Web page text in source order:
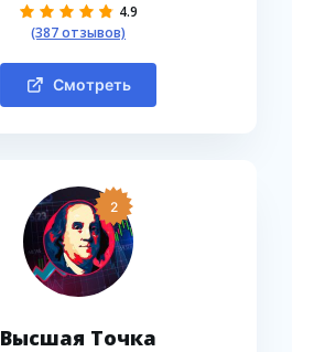
4.9
(387 отзывов)
Смотреть
2
Высшая Точка